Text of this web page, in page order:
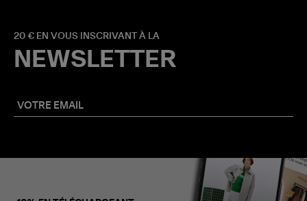
20 € EN VOUS INSCRIVANT À LA
NEWSLETTER